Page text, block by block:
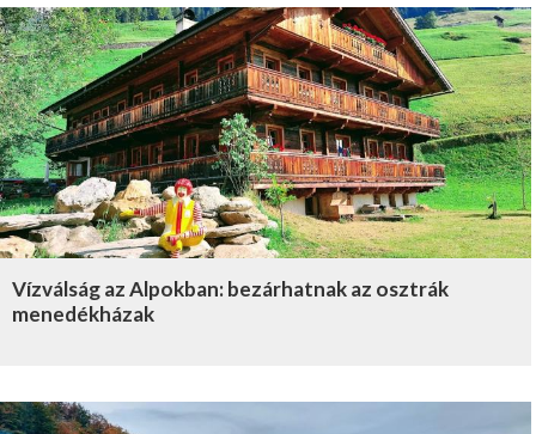
Vízválság az Alpokban: bezárhatnak az osztrák
menedékházak